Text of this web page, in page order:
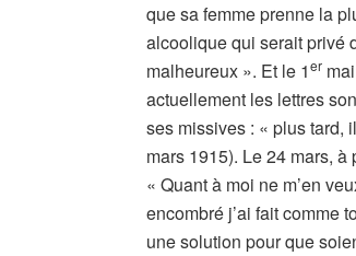
que sa femme prenne la
alcoolique qui serait privé
malheureux ». Et le 1er
actuellement les lettres
ses missives : « plus tard,
mars 1915). Le 24 mars,
« Quant à moi ne m’en
encombré j’ai fait comme
une solution pour que